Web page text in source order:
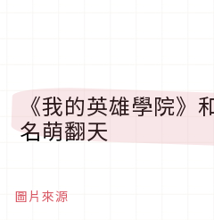
《我的英雄學院》
名萌翻天
圖片來源